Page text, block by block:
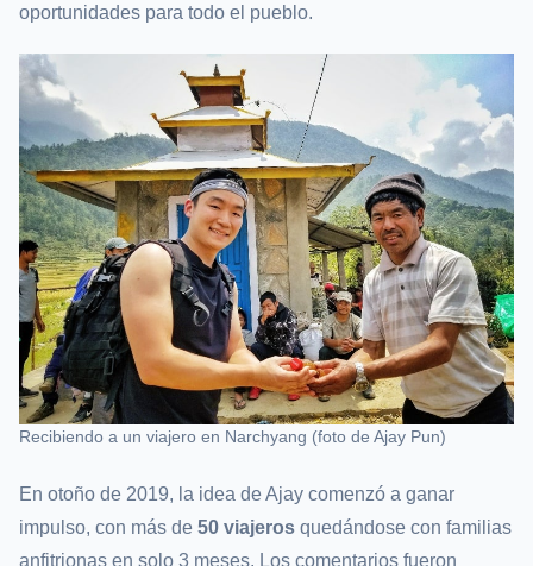
oportunidades para todo el pueblo.
Recibiendo a un viajero en Narchyang (foto de Ajay Pun)
En otoño de 2019, la idea de Ajay comenzó a ganar
impulso, con más de 50 viajeros quedándose con familias
anfitrionas en solo 3 meses. Los comentarios fueron